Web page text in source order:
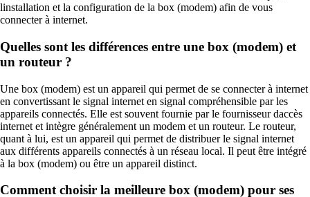
linstallation et la configuration de la box (modem) afin de vous
connecter à internet.
Quelles sont les différences entre une box (modem) et
un routeur ?
Une box (modem) est un appareil qui permet de se connecter à internet
en convertissant le signal internet en signal compréhensible par les
appareils connectés. Elle est souvent fournie par le fournisseur daccès
internet et intègre généralement un modem et un routeur. Le routeur,
quant à lui, est un appareil qui permet de distribuer le signal internet
aux différents appareils connectés à un réseau local. Il peut être intégré
à la box (modem) ou être un appareil distinct.
Comment choisir la meilleure box (modem) pour ses